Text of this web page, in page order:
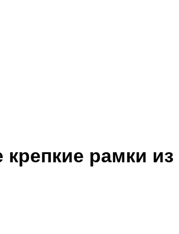
рамки из